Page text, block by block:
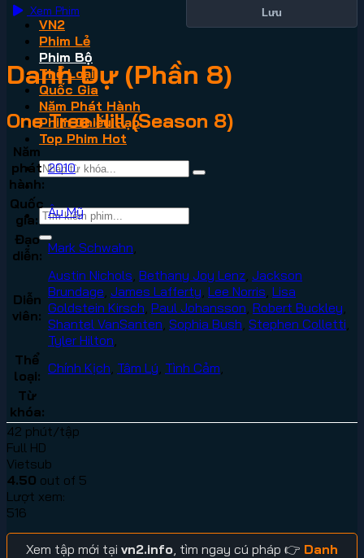
VN2
Phim Lẻ
Phim Bộ
Thể Loại
Quốc Gia
Năm Phát Hành
Phim Chiếu Rạp
Top Phim Hot
Xem Phim Lưu
Danh Dự (Phần 8)
One Tree Hill (Season 8)
Năm
phát
hành:
2010
Quốc
gia:
Âu Mỹ
Đạo
diễn: Mark Schwahn
Diễn
viên:
Austin Nichols Bethany Joy Lenz Jackson
Brundage James Lafferty Lee Norris Lisa
Goldstein Kirsch Paul Johansson Robert Buckley
Shantel VanSanten Sophia Bush Stephen Colletti
Tyler Hilton
Thể
loại: Chính Kịch Tâm Lý Tình Cảm
Từ
khóa:
42 phút/tập
Full HD
Vietsub
4.50 out of 5
Lượt xem:
516
Xem tập mới tại vn2.info , tìm ngay cú pháp 👉 Danh